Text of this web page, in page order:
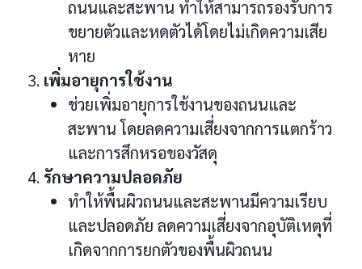
ถนนและสะพาน ทำให้สามารถรองรับการ
ขยายตัวและหดตัวได้โดยไม่เกิดความเสีย
หาย
เพิ่มอายุการใช้งาน
ช่วยเพิ่มอายุการใช้งานของถนนและ
สะพาน โดยลดความเสี่ยงจากการแตกร้าว
และการสึกหรอของวัสดุ
รักษาความปลอดภัย
ทำให้พื้นผิวถนนและสะพานมีความเรียบ
และปลอดภัย ลดความเสี่ยงจากอุบัติเหตุที่
เกิดจากการยกตัวของพื้นผิวถนน